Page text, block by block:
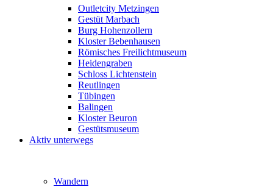
Outletcity Metzingen
Gestüt Marbach
Burg Hohenzollern
Kloster Bebenhausen
Römisches Freilichtmuseum
Heidengraben
Schloss Lichtenstein
Reutlingen
Tübingen
Balingen
Kloster Beuron
Gestütsmuseum
Aktiv unterwegs
Wandern